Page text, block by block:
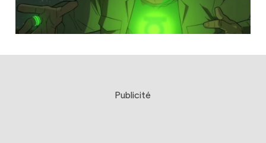
Publicité